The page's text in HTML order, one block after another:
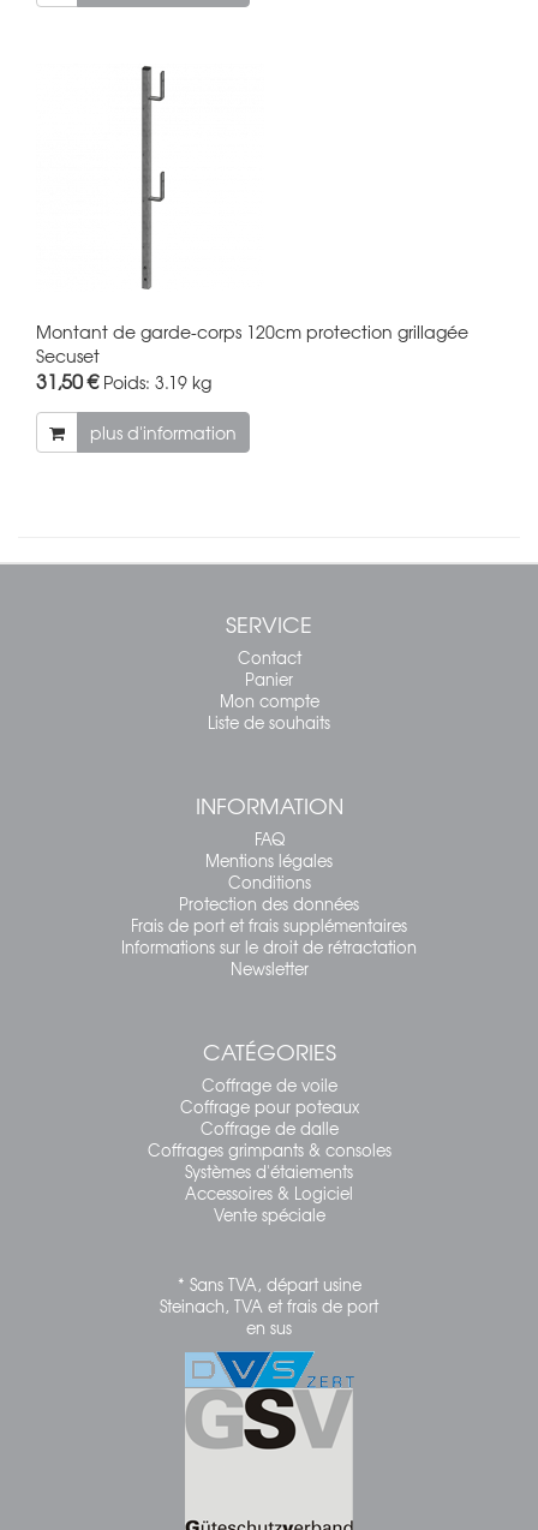
Montant de garde-corps 120cm protection grillagée
Secuset
31,50 € Poids: 3.19 kg
plus d'information
SERVICE
Contact
Panier
Mon compte
Liste de souhaits
INFORMATION
FAQ
Mentions légales
Conditions
Protection des données
Frais de port et frais supplémentaires
Informations sur le droit de rétractation
Newsletter
CATÉGORIES
Coffrage de voile
Coffrage pour poteaux
Coffrage de dalle
Coffrages grimpants & consoles
Systèmes d'étaiements
Accessoires & Logiciel
Vente spéciale
* Sans TVA, départ usine
Steinach, TVA et frais de port
en sus